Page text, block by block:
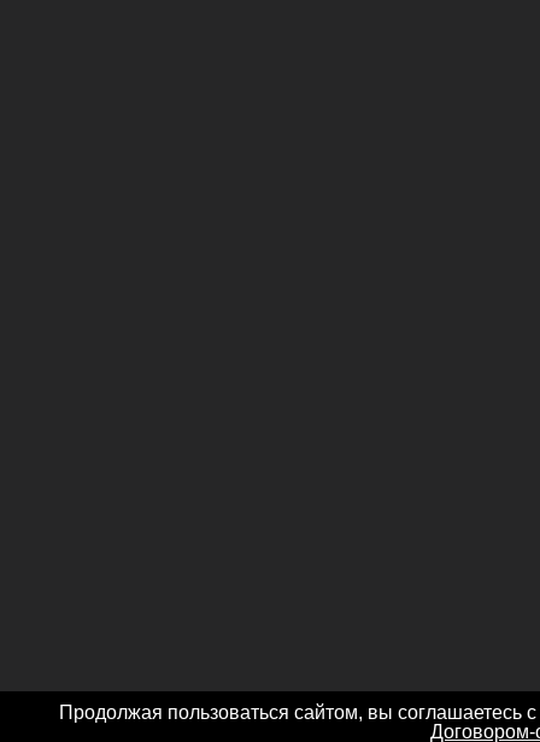
Продолжая пользоваться сайтом, вы соглашаетесь